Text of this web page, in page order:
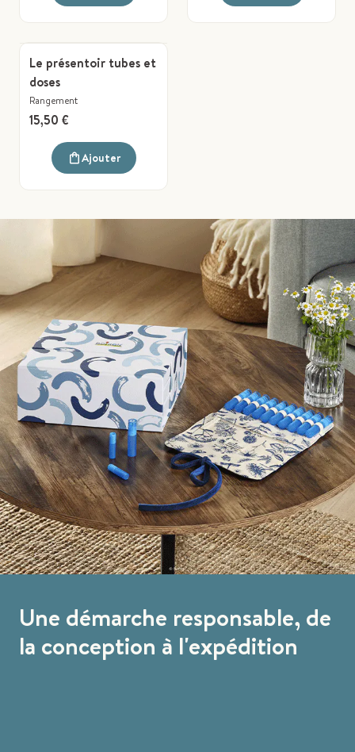
Le présentoir tubes et
doses
Rangement
15,50 €
Ajouter
Une démarche responsable, de
la conception à l'expédition